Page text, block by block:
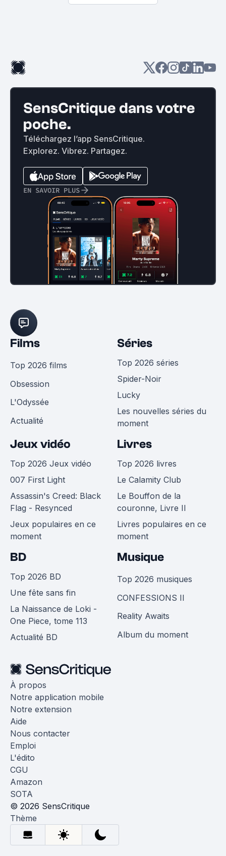
SensCritique dans votre
poche.
Téléchargez l’app SensCritique.
Explorez. Vibrez. Partagez.
EN SAVOIR PLUS
Films
Top 2026 films
Obsession
L'Odyssée
Actualité
Séries
Top 2026 séries
Spider-Noir
Lucky
Les nouvelles séries du
moment
Jeux vidéo
Top 2026 Jeux vidéo
007 First Light
Assassin's Creed: Black
Flag - Resynced
Jeux populaires en ce
moment
Livres
Top 2026 livres
Le Calamity Club
Le Bouffon de la
couronne, Livre II
Livres populaires en ce
moment
BD
Top 2026 BD
Une fête sans fin
La Naissance de Loki -
One Piece, tome 113
Actualité BD
Musique
Top 2026 musiques
CONFESSIONS II
Reality Awaits
Album du moment
À propos
Notre application mobile
Notre extension
Aide
Nous contacter
Emploi
L'édito
CGU
Amazon
SOTA
© 2026 SensCritique
Thème